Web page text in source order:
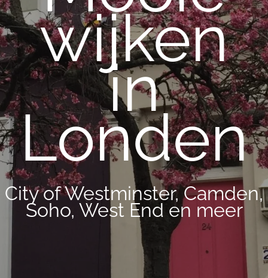
wijken
in
Londen
City of Westminster, Camden,
Soho, West End en meer